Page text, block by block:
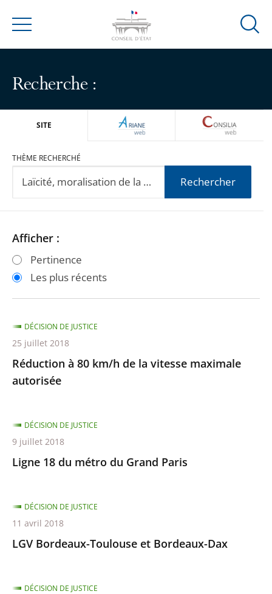
Menu
Ouvrir
Recherche :
SITE ARIANEWEB
THÈME RECHERCHÉ
Rechercher
Passer
les
filtres
après
Passer
les
filtres
avant
Afficher :
Pertinence
Les plus récents
Réduction à 80 km/h de la vitesse maximale
autorisée
DÉCISION DE JUSTICE
25 juillet 2018
Ligne 18 du métro du Grand Paris
DÉCISION DE JUSTICE
9 juillet 2018
LGV Bordeaux-Toulouse et Bordeaux-Dax
DÉCISION DE JUSTICE
11 avril 2018
DÉCISION DE JUSTICE